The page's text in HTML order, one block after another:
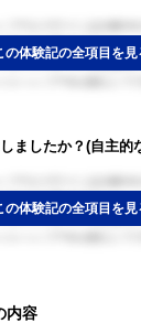
ましたか？(自主的
内容